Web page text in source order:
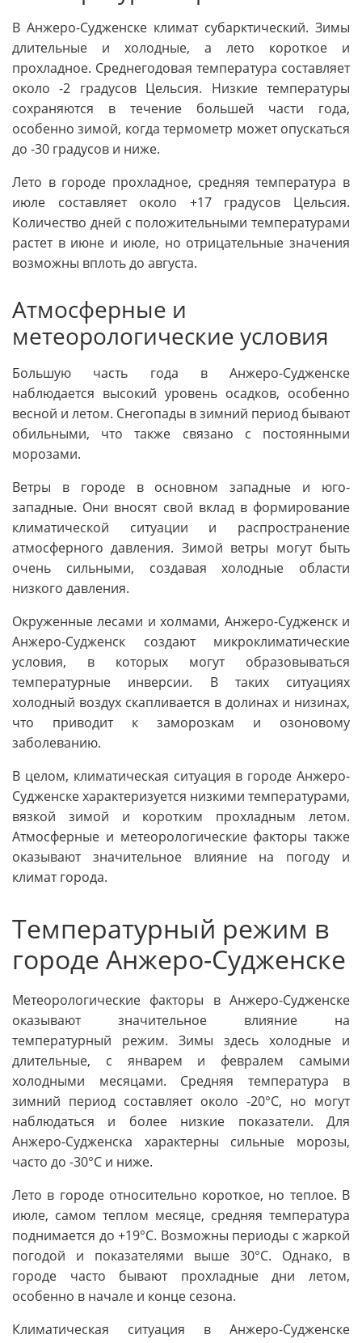
В Анжеро-Судженске климат субарктический. Зимы
длительные и холодные, а лето короткое и
прохладное. Среднегодовая температура составляет
около -2 градусов Цельсия. Низкие температуры
сохраняются в течение большей части года,
особенно зимой, когда термометр может опускаться
до -30 градусов и ниже.
Лето в городе прохладное, средняя температура в
июле составляет около +17 градусов Цельсия.
Количество дней с положительными температурами
растет в июне и июле, но отрицательные значения
возможны вплоть до августа.
Атмосферные и
метеорологические условия
Большую часть года в Анжеро-Судженске
наблюдается высокий уровень осадков, особенно
весной и летом. Снегопады в зимний период бывают
обильными, что также связано с постоянными
морозами.
Ветры в городе в основном западные и юго-
западные. Они вносят свой вклад в формирование
климатической ситуации и распространение
атмосферного давления. Зимой ветры могут быть
очень сильными, создавая холодные области
низкого давления.
Окруженные лесами и холмами, Анжеро-Судженск и
Анжеро-Судженск создают микроклиматические
условия, в которых могут образовываться
температурные инверсии. В таких ситуациях
холодный воздух скапливается в долинах и низинах,
что приводит к заморозкам и озоновому
заболеванию.
В целом, климатическая ситуация в городе Анжеро-
Судженске характеризуется низкими температурами,
вязкой зимой и коротким прохладным летом.
Атмосферные и метеорологические факторы также
оказывают значительное влияние на погоду и
климат города.
Температурный режим в
городе Анжеро-Судженске
Метеорологические факторы в Анжеро-Судженске
оказывают значительное влияние на
температурный режим. Зимы здесь холодные и
длительные, с январем и февралем самыми
холодными месяцами. Средняя температура в
зимний период составляет около -20°C, но могут
наблюдаться и более низкие показатели. Для
Анжеро-Судженска характерны сильные морозы,
часто до -30°C и ниже.
Лето в городе относительно короткое, но теплое. В
июле, самом теплом месяце, средняя температура
поднимается до +19°C. Возможны периоды с жаркой
погодой и показателями выше 30°C. Однако, в
городе часто бывают прохладные дни летом,
особенно в начале и конце сезона.
Климатическая ситуация в Анжеро-Судженске